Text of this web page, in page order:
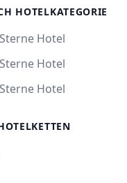
HOTELKATEGORIE
Hotel
Hotel
Hotel